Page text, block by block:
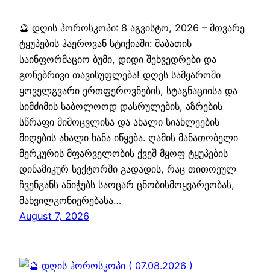
🔮 დღის ჰოროსკოპი: 8 აგვისტო, 2026 – მთვარე
ტყუპების ჰაეროვან სტიქიაში: შაბათის
საინფორმაციო ბუმი, დიდი შეხვედრები და
გონებრივი თავისუფლება! დღეს სამყაროში
ყოველგვარი ერთფეროვნების, სტაგნაციისა და
სიმძიმის საბოლოოდ დასრულების, აზრების
სწრაფი მიმოცვლისა და ახალი სიახლეების
მიღების ახალი ხანა იწყება. ღამის მანათობელი
მერკურის მფარველობის ქვეშ მყოფ ტყუპების
დინამიკურ სექტორში გადადის, რაც თითოეულ
ჩვენგანს ანიჭებს საოცარ ცნობისმოყვარეობას,
მახვილგონიერებასა…
August 7, 2026